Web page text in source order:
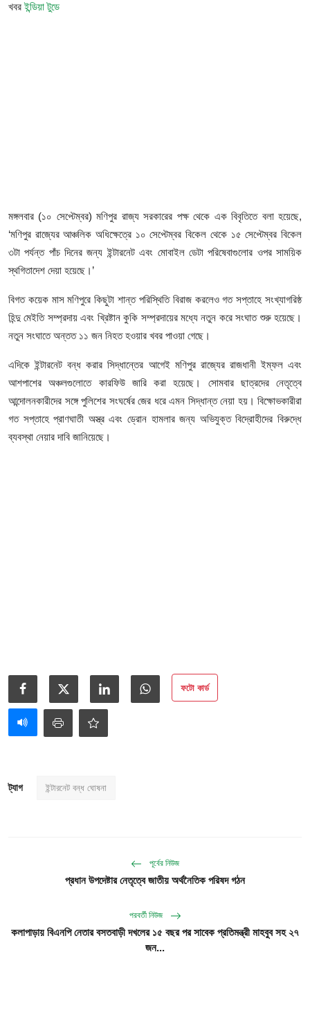
বরিশাল বিভাগ
খুলনা বিভাগ
সিলেট বিভাগ
রংপুর বিভাগ
আইনি পরামর্শের
চাকরি
খবরইন্ডিয়া টুডে
মঙ্গলবার (১০ সেপ্টেম্বর) মণিপুর রাজ্য সরকারের পক্ষ থেকে এক বিবৃতিতে বলা হয়েছে,
‘মণিপুর রাজ্যের আঞ্চলিক অধিক্ষেত্রে ১০ সেপ্টেম্বর বিকেল থেকে ১৫ সেপ্টেম্বর বিকেল
৩টা পর্যন্ত পাঁচ দিনের জন্য ইন্টারনেট এবং মোবাইল ডেটা পরিষেবাগুলোর ওপর সাময়িক
স্থগিতাদেশ দেয়া হয়েছে।’
বিগত কয়েক মাস মণিপুরে কিছুটা শান্ত পরিস্থিতি বিরাজ করলেও গত সপ্তাহে সংখ্যাগরিষ্ঠ
হিন্দু মেইতি সম্প্রদায় এবং খ্রিষ্টান কুকি সম্প্রদায়ের মধ্যে নতুন করে সংঘাত শুরু হয়েছে।
নতুন সংঘাতে অন্তত ১১ জন নিহত হওয়ার খবর পাওয়া গেছে।
এদিকে ইন্টারনেট বন্ধ করার সিদ্ধান্তের আগেই মণিপুর রাজ্যের রাজধানী ইম্ফল এবং
আশপাশের অঞ্চলগুলোতে কারফিউ জারি করা হয়েছে। সোমবার ছাত্রদের নেতৃত্বে
আন্দোলনকারীদের সঙ্গে পুলিশের সংঘর্ষের জের ধরে এমন সিদ্ধান্ত নেয়া হয়। বিক্ষোভকারীরা
গত সপ্তাহে প্রাণঘাতী অস্ত্র এবং ড্রোন হামলার জন্য অভিযুক্ত বিদ্রোহীদের বিরুদ্ধে
ব্যবস্থা নেয়ার দাবি জানিয়েছে।
ফটো কার্ড
ট্যাগ ইন্টারনেট বন্ধ ঘোষনা
পূর্বের নিউজ
প্রধান উপদেষ্টার নেতৃত্বে জাতীয় অর্থনৈতিক পরিষদ গঠন
পরবর্তী নিউজ
কলাপাড়ায় বিএনপি নেতার বসতবাড়ী দখলের ১৫ বছর পর সাবেক প্রতিমন্ত্রী মাহবুব সহ ২৭
জন...